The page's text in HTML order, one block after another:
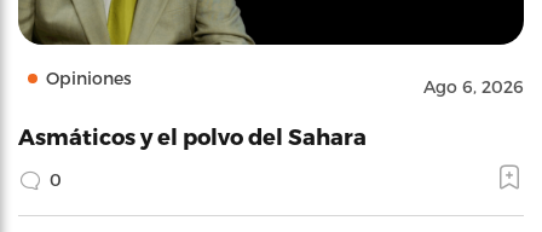
Opiniones Ago 6, 2026
Asmáticos y el polvo del Sahara
0